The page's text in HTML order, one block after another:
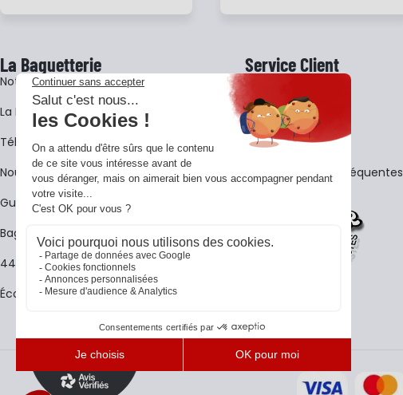
La Baguetterie
Notre histoire
La BagShow
​Télécharger le catalogue
Nous contacter
Guides La Baguetterie
Baguetterie Shop Online
44 ans de rencontres
Écoles
Service Client
Garantie 3 ans
CGV
FAQ - Questions Fréquentes